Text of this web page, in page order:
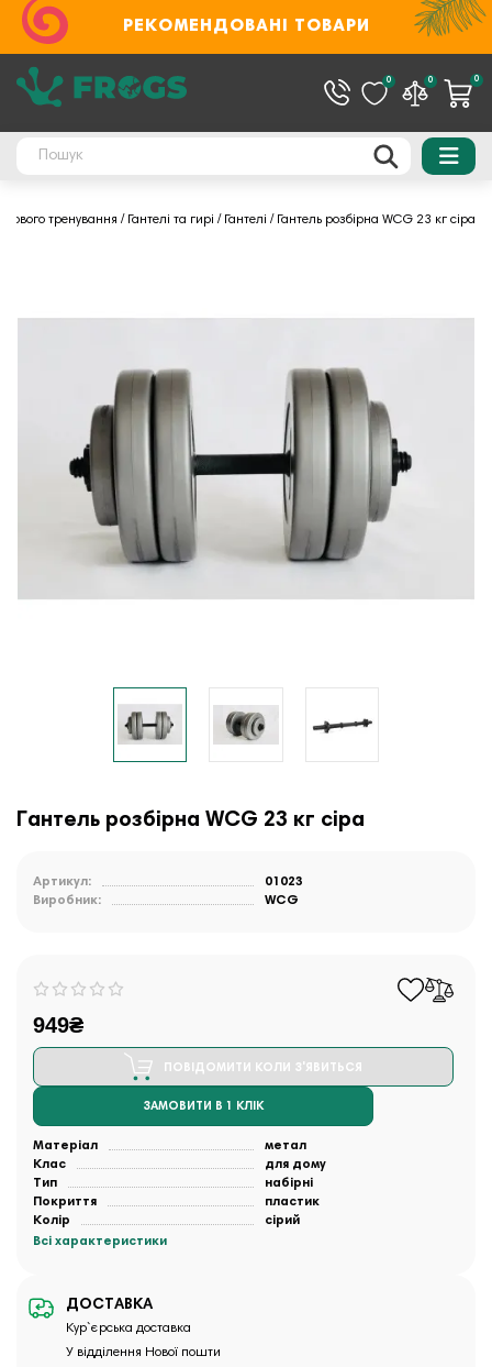
РЕКОМЕНДОВАНІ ТОВАРИ
0 0 0
тренування Гантелі та гирі Гантелі Гантель розбірна WCG 23 кг сіра
Гантель розбірна WCG 23 кг сіра
Артикул:
01023
Виробник:
WCG
949₴
ПОВІДОМИТИ КОЛИ З'ЯВИТЬСЯ
ЗАМОВИТИ В 1 КЛІК
Матеріал
метал
Клас
для дому
Тип
набірні
Покриття
пластик
Колір
сірий
Всі характеристики
ДОСТАВКА
Кур`єрська доставка
У відділення Нової пошти